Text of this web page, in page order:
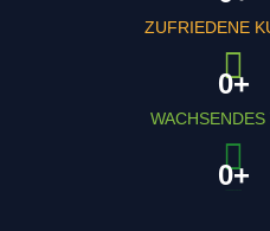
ZUFRIEDENE
WACHSENDES
0+
0+